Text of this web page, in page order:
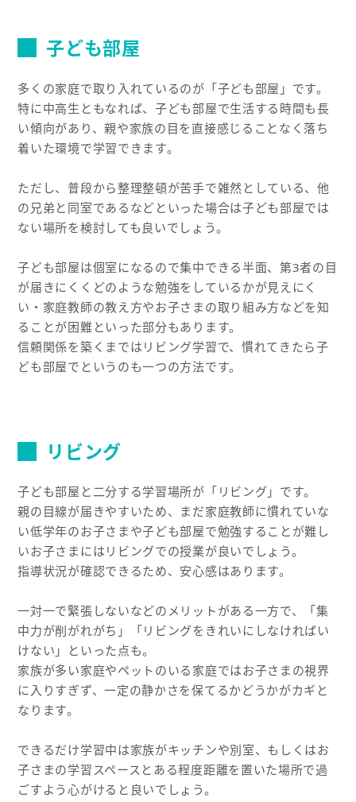
子ども部屋
多くの家庭で取り入れているのが「子ども部屋」です。
特に中高生ともなれば、子ども部屋で生活する時間も長
い傾向があり、親や家族の目を直接感じることなく落ち
着いた環境で学習できます。
ただし、普段から整理整頓が苦手で雑然としている、他
の兄弟と同室であるなどといった場合は子ども部屋では
ない場所を検討しても良いでしょう。
子ども部屋は個室になるので集中できる半面、第3者の目
が届きにくくどのような勉強をしているかが見えにく
い・家庭教師の教え方やお子さまの取り組み方などを知
ることが困難といった部分もあります。
信頼関係を築くまではリビング学習で、慣れてきたら子
ども部屋でというのも一つの方法です。
リビング
子ども部屋と二分する学習場所が「リビング」です。
親の目線が届きやすいため、まだ家庭教師に慣れていな
い低学年のお子さまや子ども部屋で勉強することが難し
いお子さまにはリビングでの授業が良いでしょう。
指導状況が確認できるため、安心感はあります。
一対一で緊張しないなどのメリットがある一方で、「集
中力が削がれがち」「リビングをきれいにしなければい
けない」といった点も。
家族が多い家庭やペットのいる家庭ではお子さまの視界
に入りすぎず、一定の静かさを保てるかどうかがカギと
なります。
できるだけ学習中は家族がキッチンや別室、もしくはお
子さまの学習スペースとある程度距離を置いた場所で過
ごすよう心がけると良いでしょう。